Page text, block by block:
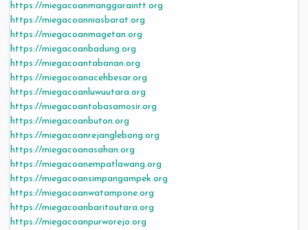
https://miegacoanmanggaraintt.org
https://miegacoanniasbarat.org
https://miegacoanmagetan.org
https://miegacoanbadung.org
https://miegacoantabanan.org
https://miegacoanacehbesar.org
https://miegacoanluwuutara.org
https://miegacoantobasamosir.org
https://miegacoanbuton.org
https://miegacoanrejanglebong.org
https://miegacoanasahan.org
https://miegacoanempatlawang.org
https://miegacoansimpangampek.org
https://miegacoanwatampone.org
https://miegacoanbaritoutara.org
https://miegacoanpurworejo.org